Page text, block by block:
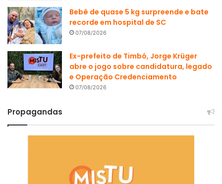
Bebê de quase 5 kg surpreende e bate
recorde em hospital de SC
07/08/2026
Ex-prefeito de Timbó, Jorge Krüger
abre o jogo sobre candidatura, legado
e Operação Credenciamento
07/08/2026
Propagandas